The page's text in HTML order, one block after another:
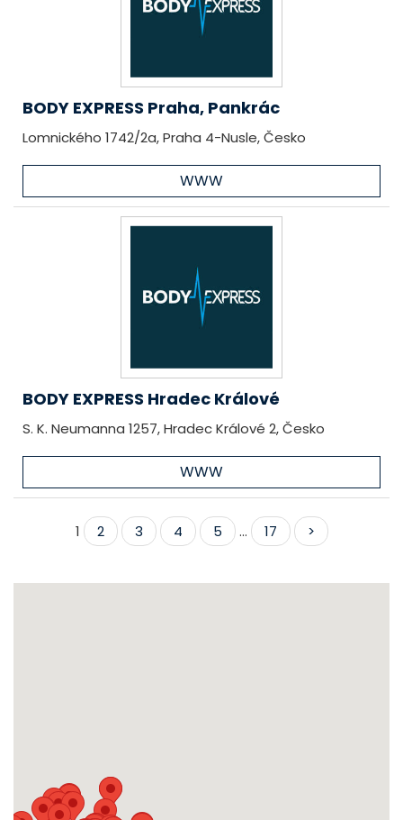
BODY EXPRESS Praha, Pankrác
Lomnického 1742/2a, Praha 4-Nusle, Česko
WWW
BODY EXPRESS Hradec Králové
S. K. Neumanna 1257, Hradec Králové 2, Česko
WWW
1 2 3 4 5 ... 17 >